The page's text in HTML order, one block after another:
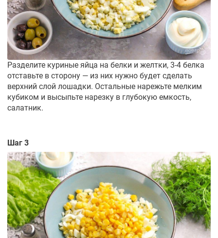
Разделите куриные яйца на белки и желтки, 3-4 белка
отставьте в сторону — из них нужно будет сделать
верхний слой лошадки. Остальные нарежьте мелким
кубиком и высыпьте нарезку в глубокую емкость,
салатник.
Шаг 3